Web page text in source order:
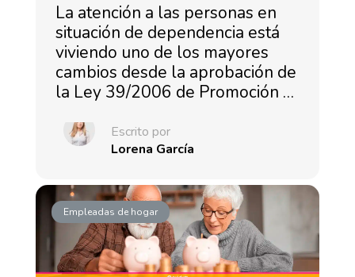
La atención a las personas en
situación de dependencia está
viviendo uno de los mayores
cambios desde la aprobación de
la Ley 39/2006 de Promoción …
Escrito por
Lorena García
Empleadas de hogar